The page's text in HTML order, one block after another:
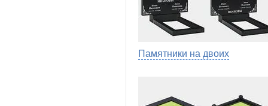
Памятники на двоих